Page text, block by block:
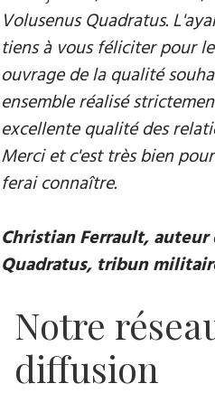
Volusenus Quadratus.
tiens à vous féliciter pour
ouvrage de la qualité
ensemble réalisé
excellente qualité des
Merci et c'est très bien
ferai connaître.
Christian Ferrault, auteur
Quadratus, tribun
Notre
diffusion